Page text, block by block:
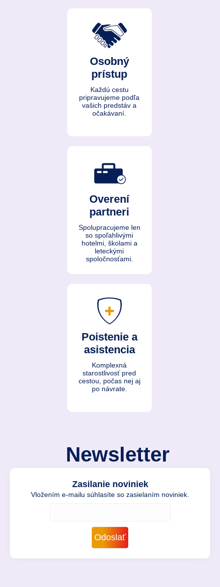
Osobný
prístup
Každú cestu
pripravujeme podľa
vašich predstáv a
očakávaní.
Overení
partneri
Spolupracujeme len
so spoľahlivými
hotelmi, školami a
leteckými
spoločnosťami.
Poistenie a
asistencia
Komplexná
starostlivosť pred
cestou, počas nej aj
po návrate.
Newsletter
Zasilanie noviniek
Vložením e-mailu súhlasíte so zasielaním noviniek.